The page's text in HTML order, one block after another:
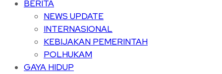
BERITA
NEWS UPDATE
INTERNASIONAL
KEBIJAKAN PEMERINTAH
POLHUKAM
GAYA HIDUP